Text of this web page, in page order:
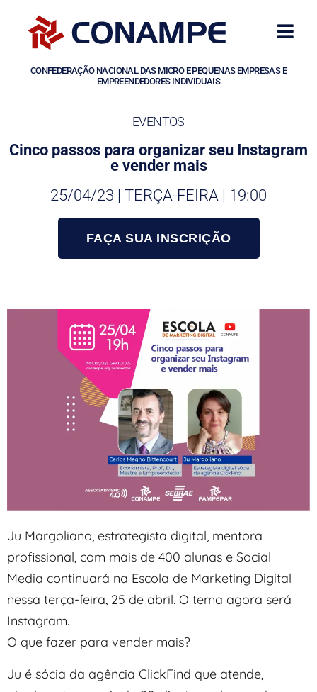
CONFEDERAÇÃO NACIONAL DAS MICRO E PEQUENAS EMPRESAS E
EMPREENDEDORES INDIVIDUAIS
EVENTOS
Cinco passos para organizar seu Instagram
e vender mais
25/04/23 | TERÇA-FEIRA | 19:00
FAÇA SUA INSCRIÇÃO
Ju Margoliano, estrategista digital, mentora
profissional, com mais de 400 alunas e Social
Media continuará na Escola de Marketing Digital
nessa terça-feira, 25 de abril. O tema agora será
Instagram.
O que fazer para vender mais?
Ju é sócia da agência ClickFind que atende,